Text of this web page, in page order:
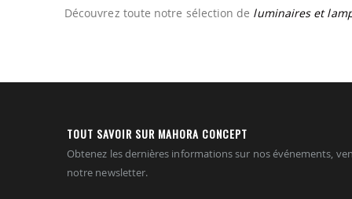
Découvrez toute notre sélection de luminaires et
TOUT SAVOIR SUR MAHORA CONCEPT
Obtenez les dernières informations sur nos événements,
notre newsletter.